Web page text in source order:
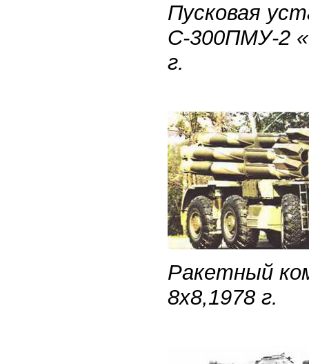
Пусковая
С-300ПМУ-2
г.
Ракетный
8х8,1978 г.